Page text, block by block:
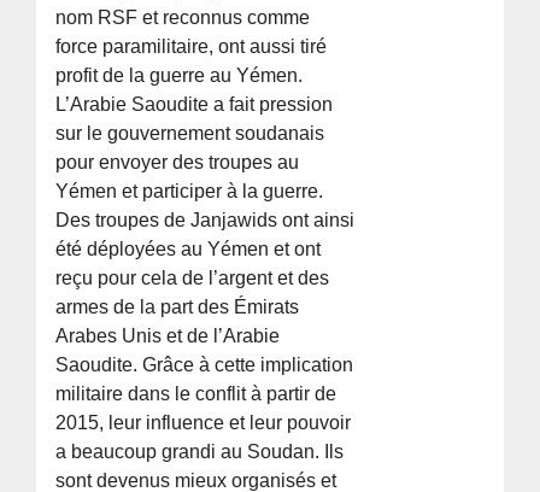
nom RSF et reconnus comme
force paramilitaire, ont aussi tiré
profit de la guerre au Yémen.
L’Arabie Saoudite a fait pression
sur le gouvernement soudanais
pour envoyer des troupes au
Yémen et participer à la guerre.
Des troupes de Janjawids ont ainsi
été déployées au Yémen et ont
reçu pour cela de l’argent et des
armes de la part des Émirats
Arabes Unis et de l’Arabie
Saoudite. Grâce à cette implication
militaire dans le conflit à partir de
2015, leur influence et leur pouvoir
a beaucoup grandi au Soudan. Ils
sont devenus mieux organisés et